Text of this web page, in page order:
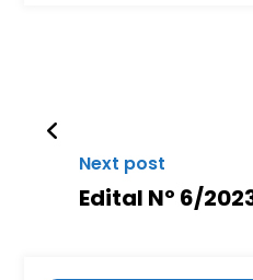
Next post
Edital Nº 6/